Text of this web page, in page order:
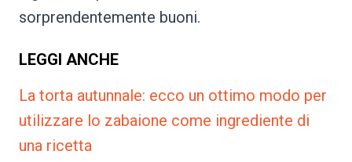
sorprendentemente buoni.
LEGGI ANCHE
La torta autunnale: ecco un ottimo modo per
utilizzare lo zabaione come ingrediente di
una ricetta